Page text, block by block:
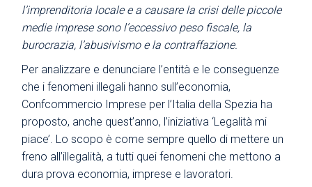
l’imprenditoria locale e a causare la crisi delle piccole
medie imprese sono l’eccessivo peso fiscale, la
burocrazia, l’abusivismo e la contraffazione.
Per analizzare e denunciare l’entità e le conseguenze
che i fenomeni illegali hanno sull’economia,
Confcommercio Imprese per l’Italia della Spezia ha
proposto, anche quest’anno, l’iniziativa ‘Legalità mi
piace’. Lo scopo è come sempre quello di mettere un
freno all’illegalità, a tutti quei fenomeni che mettono a
dura prova economia, imprese e lavoratori.